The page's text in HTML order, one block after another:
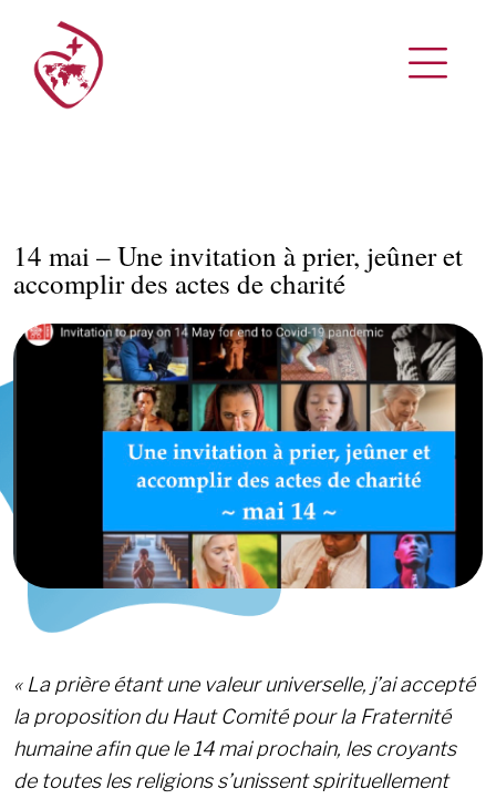
14 mai – Une invitation à prier, jeûner et
accomplir des actes de charité
« La prière étant une valeur universelle, j’ai accepté
la proposition du Haut Comité pour la Fraternité
humaine afin que le 14 mai prochain, les croyants
de toutes les religions s’unissent spirituellement